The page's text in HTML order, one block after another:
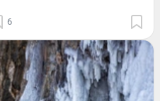
6